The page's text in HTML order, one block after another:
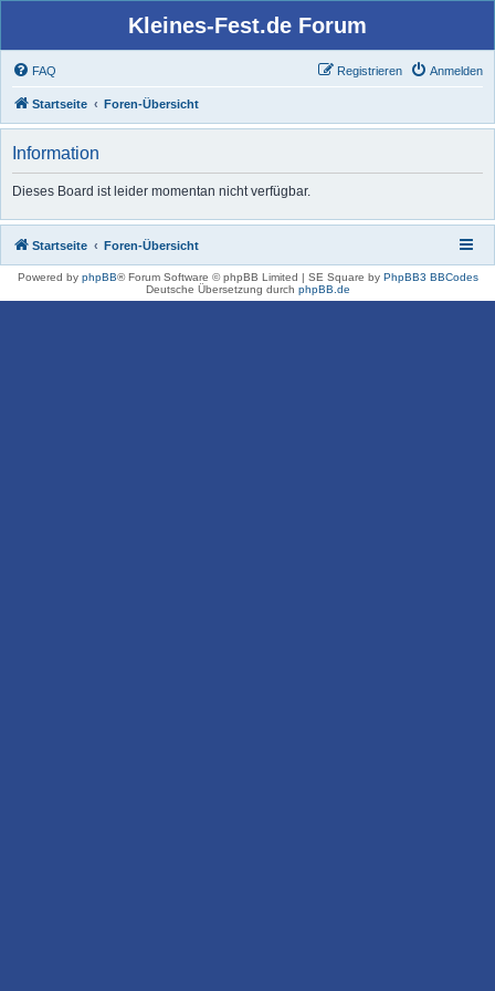
Kleines-Fest.de Forum
FAQ Anmelden
Registrieren
Startseite Foren-Übersicht
Information
Dieses Board ist leider momentan nicht verfügbar.
Startseite Foren-Übersicht
Powered by phpBB® Forum Software © phpBB Limited | SE Square by PhpBB3 BBCodes
Deutsche Übersetzung durch phpBB.de